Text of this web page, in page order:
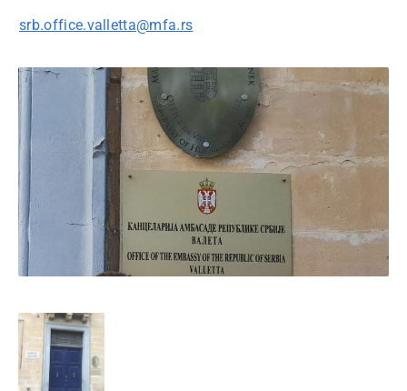
srb.office.valletta@mfa.rs